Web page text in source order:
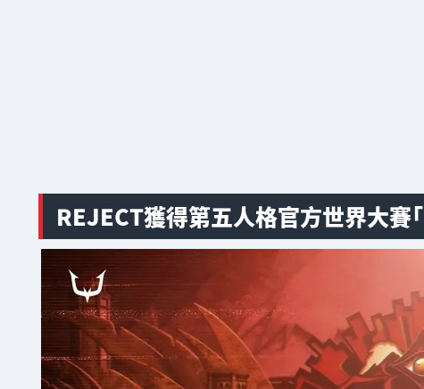
REJECT獲得第五人格官方世界大賽